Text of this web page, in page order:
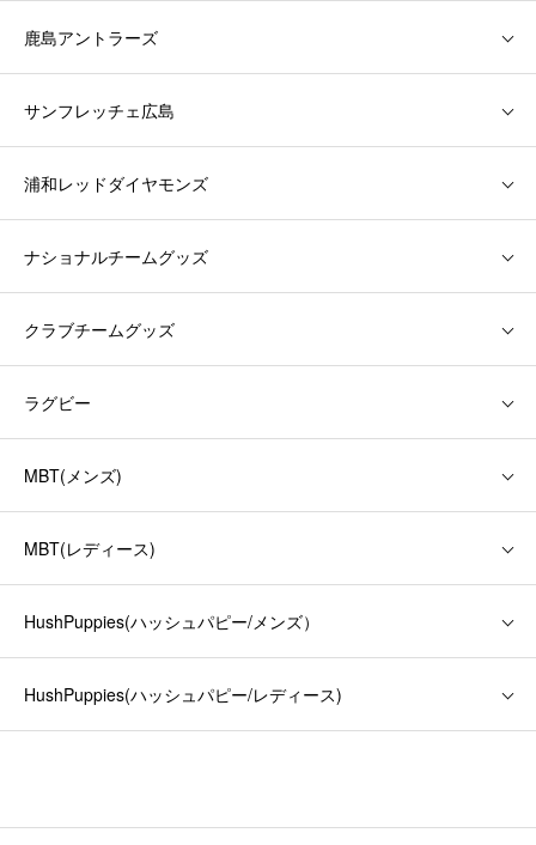
鹿島アントラーズ
サンフレッチェ広島
浦和レッドダイヤモンズ
ナショナルチームグッズ
クラブチームグッズ
ラグビー
MBT(メンズ)
MBT(レディース)
HushPuppies(ハッシュパピー/メンズ）
HushPuppies(ハッシュパピー/レディース)